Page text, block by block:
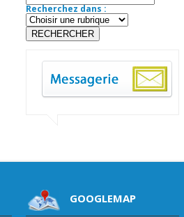
Recherchez dans :
GOOGLEMAP